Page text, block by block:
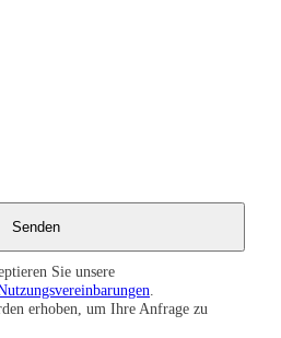
Sie unsere
.
erhoben, um Ihre Anfrage zu